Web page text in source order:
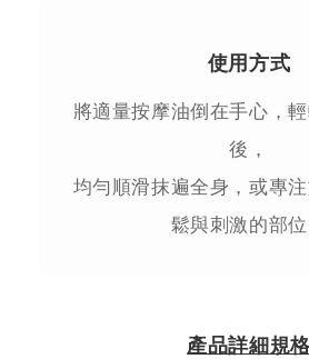
使用方式
將適量按摩油倒在手心，
後，
均勻順滑抹遍全身，或專
鬆與刺激的部位
產品詳細規